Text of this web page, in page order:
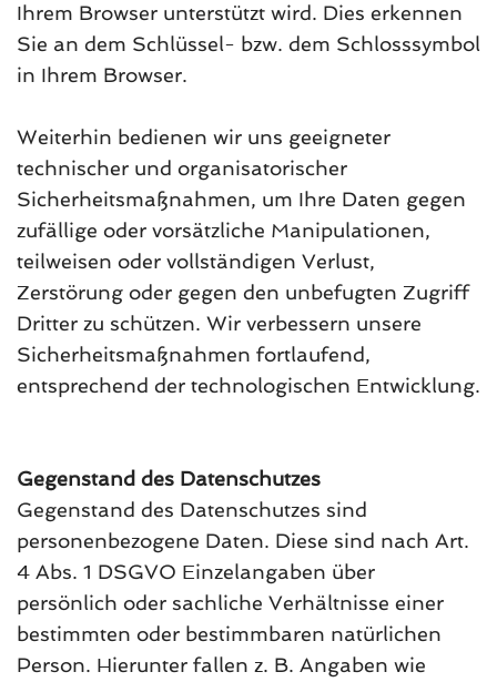
Ihrem Browser unterstützt wird. Dies erkennen
Sie an dem Schlüssel- bzw. dem Schlosssymbol
in Ihrem Browser.
Weiterhin bedienen wir uns geeigneter
technischer und organisatorischer
Sicherheitsmaßnahmen, um Ihre Daten gegen
zufällige oder vorsätzliche Manipulationen,
teilweisen oder vollständigen Verlust,
Zerstörung oder gegen den unbefugten Zugriff
Dritter zu schützen. Wir verbessern unsere
Sicherheitsmaßnahmen fortlaufend,
entsprechend der technologischen Entwicklung.
Gegenstand des Datenschutzes
Gegenstand des Datenschutzes sind
personenbezogene Daten. Diese sind nach Art.
4 Abs. 1 DSGVO Einzelangaben über
persönlich oder sachliche Verhältnisse einer
bestimmten oder bestimmbaren natürlichen
Person. Hierunter fallen z. B. Angaben wie